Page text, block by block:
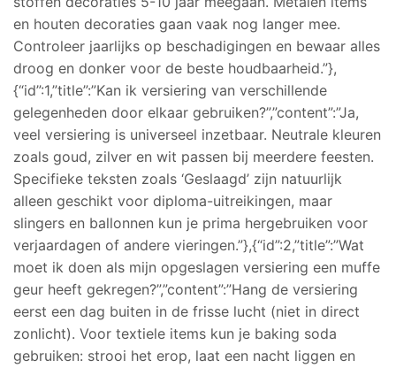
en houten decoraties gaan vaak nog langer mee.
Controleer jaarlijks op beschadigingen en bewaar alles
droog en donker voor de beste houdbaarheid.”},
{“id”:1,”title”:”Kan ik versiering van verschillende
gelegenheden door elkaar gebruiken?”,”content”:”Ja,
veel versiering is universeel inzetbaar. Neutrale kleuren
zoals goud, zilver en wit passen bij meerdere feesten.
Specifieke teksten zoals ‘Geslaagd’ zijn natuurlijk
alleen geschikt voor diploma-uitreikingen, maar
slingers en ballonnen kun je prima hergebruiken voor
verjaardagen of andere vieringen.”},{“id”:2,”title”:”Wat
moet ik doen als mijn opgeslagen versiering een muffe
geur heeft gekregen?”,”content”:”Hang de versiering
eerst een dag buiten in de frisse lucht (niet in direct
zonlicht). Voor textiele items kun je baking soda
gebruiken: strooi het erop, laat een nacht liggen en